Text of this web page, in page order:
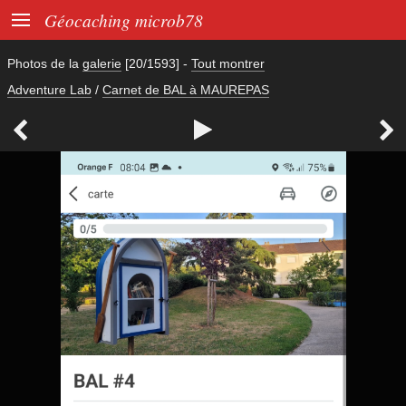
 Géocaching microb78
Photos de la galerie [20/1593] - Tout montrer
Adventure Lab / Carnet de BAL à MAUREPAS
  